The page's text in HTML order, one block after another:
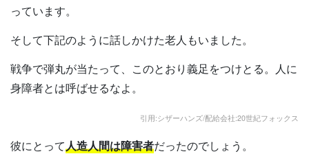
っています。
そして下記のように話しかけた老人もいました。
戦争で弾丸が当たって、このとおり義足をつけとる。人に
身障者とは呼ばせるなよ。
引用:シザーハンズ/配給会社:20世紀フォックス
彼にとって人造人間は障害者だったのでしょう。